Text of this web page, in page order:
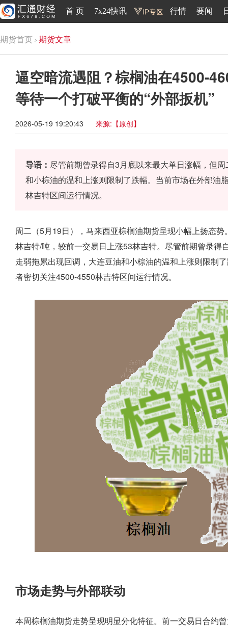
首 页 7x24快讯 行情 要闻
期货首页 期货文章
逼空暗流遇阻？棕榈油在4500-
等待一个打破平衡的“外部扳机”
2026-05-19 19:20:43 来源:【原创】
导语： 尽管前期曾录得自3月底以来最大单日涨幅，但
和小棕油的温和上涨则限制了跌幅。当前市场在外部油
林吉特区间运行情况。
周二（5月19日），马来西亚棕榈油期货呈现小幅上扬态
林吉特/吨，较前一交易日上涨53林吉特。尽管前期曾录
走弱拖累出现回调，大连豆油和小棕油的温和上涨则限制
者密切关注4500-4550林吉特区间运行情况。
市场走势与外部联动
本周棕榈油期货走势呈现明显分化特征。前一交易日合约